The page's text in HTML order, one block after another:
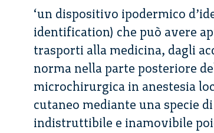
‘un dispositivo ipodermico
identification) che può avere
trasporti alla medicina, dagli
norma nella parte posteriore
microchirurgica in anestesia
cutaneo mediante una specie
indistruttibile e inamovibile